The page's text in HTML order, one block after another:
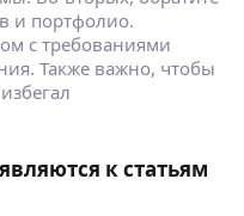
и портфолио.
с требованиями
Также важно, чтобы
к статьям